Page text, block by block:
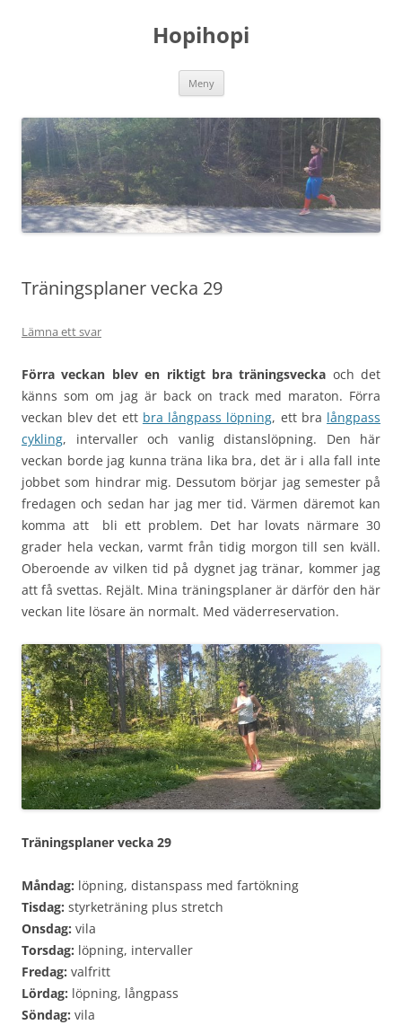
Hopihopi
Meny
Träningsplaner vecka 29
Lämna ett svar
Förra veckan blev en riktigt bra träningsvecka och det
känns som om jag är back on track med maraton. Förra
veckan blev det ett bra långpass löpning, ett bra långpass
cykling, intervaller och vanlig distanslöpning. Den här
veckan borde jag kunna träna lika bra, det är i alla fall inte
jobbet som hindrar mig. Dessutom börjar jag semester på
fredagen och sedan har jag mer tid. Värmen däremot kan
komma att bli ett problem. Det har lovats närmare 30
grader hela veckan, varmt från tidig morgon till sen kväll.
Oberoende av vilken tid på dygnet jag tränar, kommer jag
att få svettas. Rejält. Mina träningsplaner är därför den här
veckan lite lösare än normalt. Med väderreservation.
Träningsplaner vecka 29
Måndag: löpning, distanspass med fartökning
Tisdag: styrketräning plus stretch
Onsdag: vila
Torsdag: löpning, intervaller
Fredag: valfritt
Lördag: löpning, långpass
Söndag: vila